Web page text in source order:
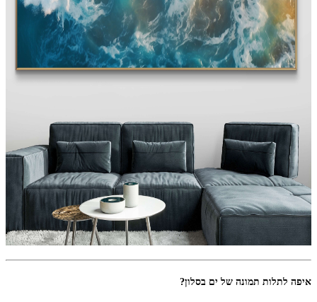
איפה לתלות תמונה של ים בסלון?